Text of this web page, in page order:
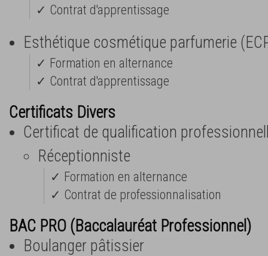
✓ Contrat d'apprentissage
Esthétique cosmétique parfumerie
✓ Formation en alternance
✓ Contrat d'apprentissage
Certificats Divers
Certificat de qualification
Réceptionniste
✓ Formation en alternance
✓ Contrat de professionnalisation
BAC PRO (Baccalauréat Professionnel)
Boulanger pâtissier